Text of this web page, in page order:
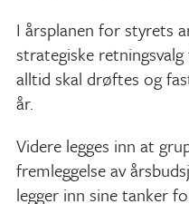
I årsplanen for styrets
strategiske
alltid skal drøftes og
år.
Videre legges inn at
fremleggelse av
legger inn sine tanker